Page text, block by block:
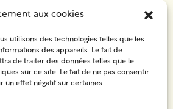
aux cookies
utilisons des technologies telles que les
des appareils. Le fait de
de traiter des données telles que le
sur ce site. Le fait de ne pas consentir
un effet négatif sur certaines
S'IMPLIQUER